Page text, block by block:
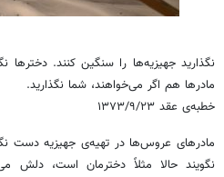
نگذارید جهیزیه‌ها را سنگین کنند. دخترها
مادرها هم اگر می‌خواهند، شما نگذارید.
خطبه‌ی عقد ۱۳۷۳/۹/۲۳
مادرهای عروس‌ها در تهیه‌ی جهیزیه دست
نگویند حالا مثلاً دخترمان است، دلش